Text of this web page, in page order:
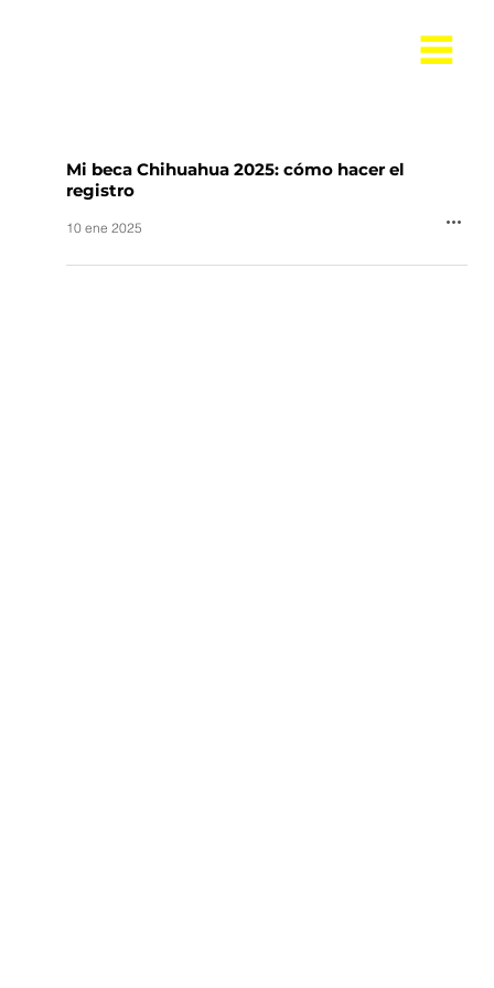
Mi beca Chihuahua 2025: cómo hacer el
registro
10 ene 2025